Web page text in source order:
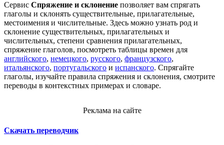
Сервис Спряжение и склонение позволяет вам спрягать
глаголы и склонять существительные, прилагательные,
местоимения и числительные. Здесь можно узнать род и
склонение существительных, прилагательных и
числительных, степени сравнения прилагательных,
спряжение глаголов, посмотреть таблицы времен для
английского, немецкого, русского, французского,
итальянского, португальского и испанского. Спрягайте
глаголы, изучайте правила спряжения и склонения, смотрите
переводы в контекстных примерах и словаре.
Реклама на сайте
Скачать переводчик